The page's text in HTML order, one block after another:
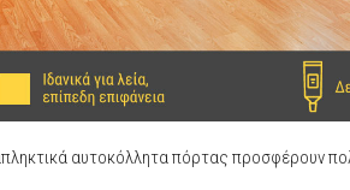
αυτοκόλλητα πόρτας προσφέρουν